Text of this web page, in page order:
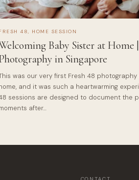
48, HOME SESSION
Baby Sister at Home
in Singapore
was our very first Fresh 48
and it was such a heartwarming
sessions are designed to document the
after…